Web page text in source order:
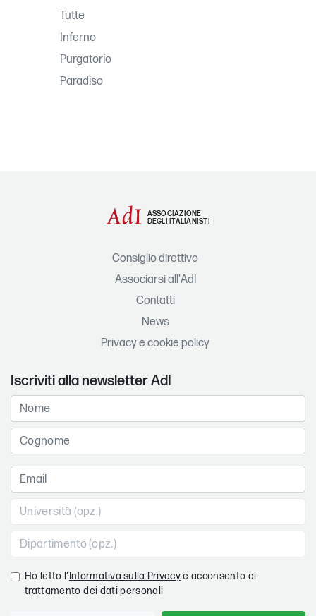
Tutte
Inferno
Purgatorio
Paradiso
ASSOCIAZIONE
DEGLI ITALIANISTI
Consiglio direttivo
Associarsi all'AdI
Contatti
News
Privacy e cookie policy
Iscriviti alla newsletter AdI
Ho letto l' Informativa sulla Privacye acconsento al
trattamento dei dati personali